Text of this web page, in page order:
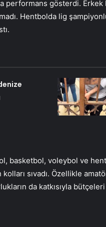
performans gösterdi.
Hentbolda lig
​​basketbol, ​​voleybol ve
sıvadı. Özellikle
da katkısıyla bütçeleri